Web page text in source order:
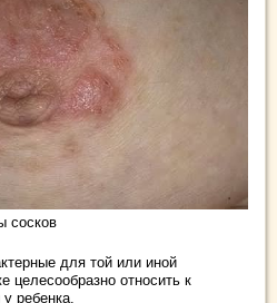
сосков
для той или иной
целесообразно относить к
ребенка.